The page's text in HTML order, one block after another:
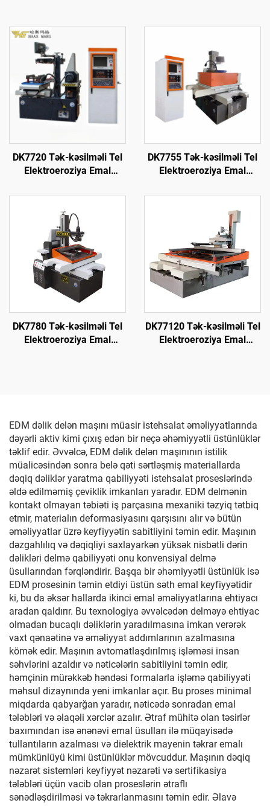
DK7720 Tək-kəsilməli Tel
Elektroeroziya Emal
DK7755 Tək-kəsilməli Tel
Elektroeroziya Emal
DK7780 Tək-kəsilməli Tel
Elektroeroziya Emal
DK77120 Tək-kəsilməli Tel
Elektroeroziya Emal
EDM dəlik delən maşını müasir istehsalat əməliyyatlarında
dəyərli aktiv kimi çıxış edən bir neçə əhəmiyyətli üstünlüklər
təklif edir. Əvvəlcə, EDM dəlik delən maşınının istilik
müalicəsindən sonra belə qəti sərtləşmiş materiallarda
dəqiq dəliklər yaratma qabiliyyəti istehsalat proseslərində
əldə edilməmiş çeviklik imkanları yaradır. EDM delmənin
kontakt olmayan təbiəti iş parçasına mexaniki təzyiq tətbiq
etmir, materialın deformasiyasını qarşısını alır və bütün
əməliyyatlar üzrə keyfiyyətin sabitliyini təmin edir. Maşının
dəzgahlılıq və dəqiqliyi saxlayarkən yüksək nisbətli dərin
dəlikləri delmə qabiliyyəti onu konvensiyal delmə
üsullarından fərqləndirir. Başqa bir əhəmiyyətli üstünlük isə
EDM prosesinin təmin etdiyi üstün səth emal keyfiyyətidir
ki, bu da əksər hallarda ikinci emal əməliyyatlarına ehtiyacı
aradan qaldırır. Bu texnologiya əvvəlcədən delməyə ehtiyac
olmadan bucaqlı dəliklərin yaradılmasına imkan verərək
vaxt qənaətinə və əməliyyat addımlarının azalmasına
kömək edir. Maşının avtomatlaşdırılmış işləməsi insan
səhvlərini azaldır və nəticələrin sabitliyini təmin edir,
həmçinin mürəkkəb həndəsi formalarla işləmə qabiliyyəti
məhsul dizaynında yeni imkanlar açır. Bu proses minimal
miqdarda qabyarğan yaradır, nəticədə sonradan emal
tələbləri və əlaqəli xərclər azalır. Ətraf mühitə olan təsirlər
baxımından isə ənənəvi emal üsulları ilə müqayisədə
tullantıların azalması və dielektrik mayenin təkrar emalı
mümkünlüyü kimi üstünlüklər mövcuddur. Maşının dəqiq
nəzarət sistemləri keyfiyyət nəzarəti və sertifikasiya
tələbləri üçün vacib olan proseslərin ətraflı
sənədləşdirilməsi və təkrarlanmasını təmin edir. Əlavə